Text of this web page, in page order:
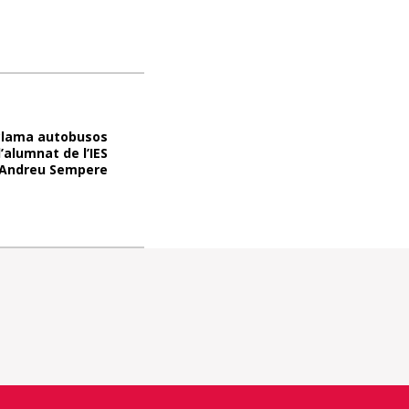
autobusos
de l’IES
Sempere